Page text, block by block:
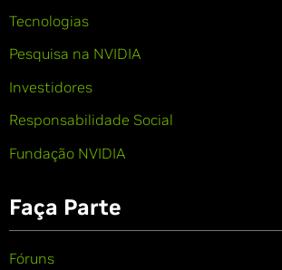
Tecnologias
Pesquisa na NVIDIA
Investidores
Responsabilidade Social
Fundação NVIDIA
Faça Parte
Fóruns